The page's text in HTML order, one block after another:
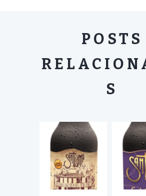
POSTS
S